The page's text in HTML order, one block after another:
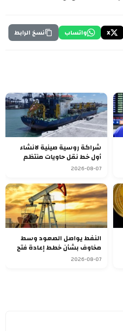
X واتساب نسخ الرابط
شراكة روسية صينية لانشاء
أول خط نقل حاويات منتظم
يربط آسيا بأوروبا
2026-08-07
النفط يواصل الصعود وسط
مخاوف بشأن خطط إعادة فتح
مضيق هرمز
2026-08-07